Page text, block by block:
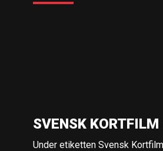
SVENSK
Under etiketten Svensk